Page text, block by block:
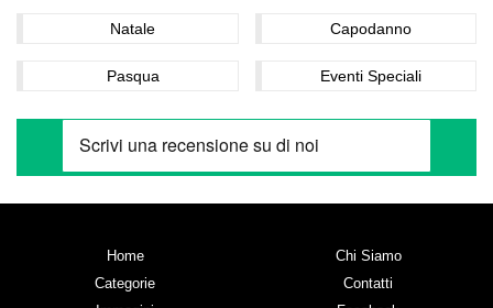
Natale Capodanno
Pasqua Eventi Speciali
Home
Categorie
Chi Siamo
Contatti